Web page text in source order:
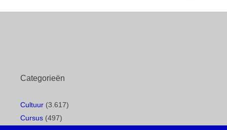
Categorieën
Cultuur (3.617)
Cursus (497)